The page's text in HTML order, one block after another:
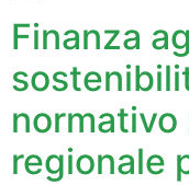
Finanza
normativo
regionale